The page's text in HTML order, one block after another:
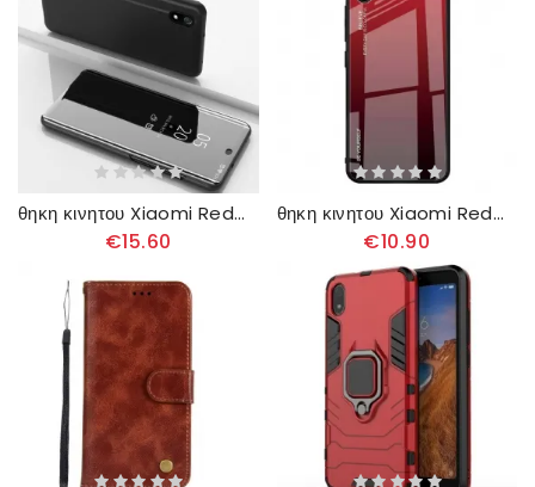
θηκη κινητου Xiaomi Redmi 7A Καθρέφτης Και Συνθετικό Δέρμα
€15.60
θηκη κινητου Xiaomi Redmi 7A Γαλβανισμένο Χρώμα
€10.90